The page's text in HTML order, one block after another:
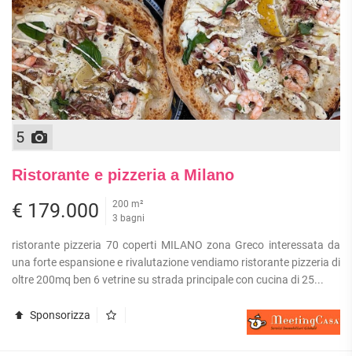
5
Ristorante e pizzeria a Milano
€ 179.000
200 m²
3 bagni
ristorante pizzeria 70 coperti MILANO zona Greco interessata da
una forte espansione e rivalutazione vendiamo ristorante pizzeria di
oltre 200mq ben 6 vetrine su strada principale con cucina di 25...
Sponsorizza